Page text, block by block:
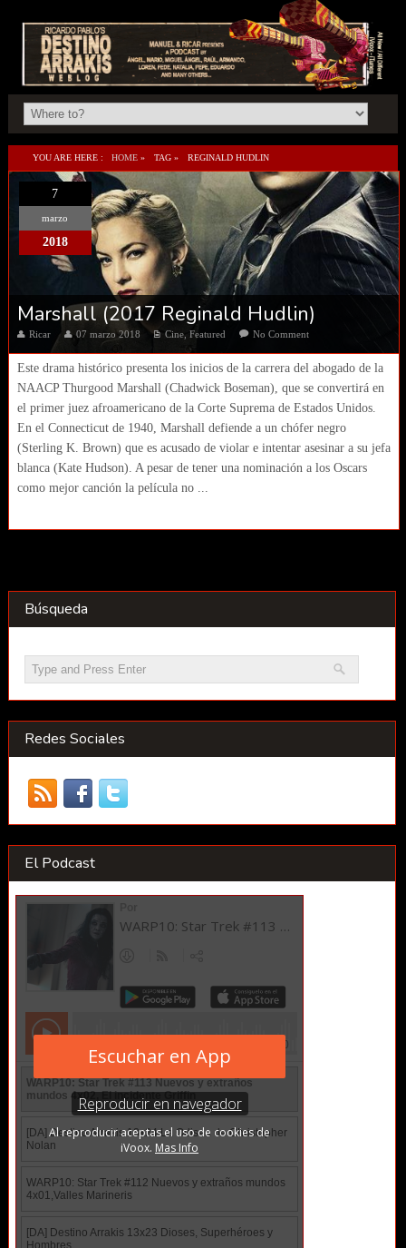
YOU ARE HERE : HOME » TAG » REGINALD HUDLIN
7
marzo
2018
Marshall (2017 Reginald Hudlin)
Ricar 07 marzo 2018 Cine, Featured No Comment
Este drama histórico presenta los inicios de la carrera del abogado de la
NAACP Thurgood Marshall (Chadwick Boseman), que se convertirá en
el primer juez afroamericano de la Corte Suprema de Estados Unidos.
En el Connecticut de 1940, Marshall defiende a un chófer negro
(Sterling K. Brown) que es acusado de violar e intentar asesinar a su jefa
blanca (Kate Hudson). A pesar de tener una nominación a los Oscars
como mejor canción la película no ...
Búsqueda
Redes Sociales
El Podcast